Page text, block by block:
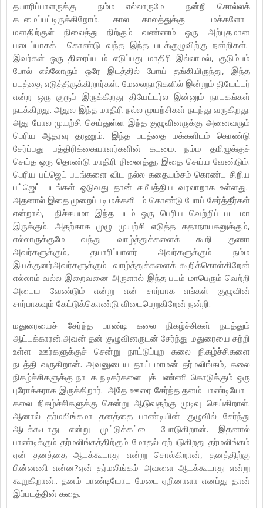
தயாரிப்பாளருக்கு நம்ம எல்லாருமே நன்றி சொல்லக்
கடமைப்பட்டிருக்கிறோம். கால காலத்துக்கு மக்களோட
மனதிற்குள் நிலைத்து நிற்கும் வண்ணம் ஒரு அற்புதமான
படைப்பாகக் கொண்டு வந்த இந்த படக்குழுவிற்கு நன்றிகள்.
இவர்கள் ஒரு திரைப்படம் எடுப்பது மாதிரி இல்லாமல், குடும்பம்
போல் எல்லோரும் ஒரே இடத்தில் போய் தங்கியிருந்து, இந்த
படத்தை எடுத்திருக்கிறார்கள். மேலைநாடுகளில் இன்றும் தியேட்டர்
என்ற ஒரு குரூப் இருக்கிறது தியேட்டர்ல இன்னும் நாடகங்கள்
நடக்கிறது. அதுல இந்த மாதிரி நல்ல முயற்சிகள் நடந்து வருகிறது.
அது போல முயற்சி செய்துள்ள இந்த குழுவினருக்கு அனைவரும்
பெரிய ஆதரவு தரணும். இந்த படத்தை மக்களிடம் கொண்டு
சேர்ப்பது பத்திரிக்கையாளர்களின் கடமை. நம்ம தமிழுக்குச்
செய்த ஒரு தொண்டு மாதிரி நினைத்து, இதை செய்ய வேண்டும்.
பெரிய பட்ஜெட் படங்களை விட நல்ல கதையம்சம் கொண்ட சிறிய
பட்ஜெட் படங்கள் ஓடுவது தான் சமீபத்திய வரலாறாக உள்ளது.
அதனால் இதை முறைப்படி மக்களிடம் கொண்டு போய் சேர்த்தீர்கள்
என்றால், நிச்சயமா இந்த படம் ஒரு பெரிய வெற்றிப் பட மா
இருக்கும். அதற்காக முழு முயற்சி எடுத்த கதாநாயகனுக்கும்,
எல்லாருக்குமே வந்து வாழ்த்துக்களைக் கூறி குணா
அவர்களுக்கும், தயாரிப்பாளர் அவர்களுக்கும் நம்ம
இயக்குனர்அவர்களுக்கும் வாழ்த்துக்களைக் கூறிக்கொள்கிறேன்
எல்லாம் வல்ல இறைவனை அருளால் இந்த படம் மாபெரும் வெற்றி
அடைய வேண்டும் என்று என் சார்பாக எங்கள் குழுவின்
சார்பாகவும் கேட்டுக்கொண்டு விடைபெறுகிறேன் நன்றி.
மதுரையைச் சேர்ந்த பாண்டி கலை நிகழ்ச்சிகள் நடத்தும்
ஆட்டக்காரன்.அவன் தன் குழுவினருடன் சேர்ந்து மதுரையை சுற்றி
உள்ள ஊர்களுக்குச் சென்று நாட்டுப்புற கலை நிகழ்ச்சிகளை
நடத்தி வருகிறான். அவனுடைய தாய் மாமன் தர்மலிங்கம், கலை
நிகழ்ச்சிகளுக்கு நாடக நடிகர்களை புக் பண்ணி கொடுக்கும் ஒரு
புரோக்கராக இருக்கிறார். அதே ஊரை சேர்ந்த தனம் பாண்டியோட
கலை நிகழ்ச்சிகளுக்கு சென்று ஆடுவதற்கு முடிவு செய்கிறாள்.
ஆனால் தர்மலிங்கமா தனத்தை பாண்டியின் குழுவில் சேர்ந்து
ஆடக்கூடாது என்று முட்டுக்கட்டை போடுகிறான். இதனால்
பாண்டிக்கும் தர்மலிங்கத்திற்கும் மோதல் ஏற்படுகிறது தர்மலிங்கம்
ஏன் தனத்தை ஆடக்கூடாது என்று சொல்கிறான், தனத்திற்கு
பின்னணி என்ன?ஏன் தர்மலிங்கம் அவளை ஆடக்கூடாது என்று
கூறுகிறான்.. தனம் பாண்டியோட மேடை ஏறினாளா எனப்து தான்
இப்படத்தின் கதை.